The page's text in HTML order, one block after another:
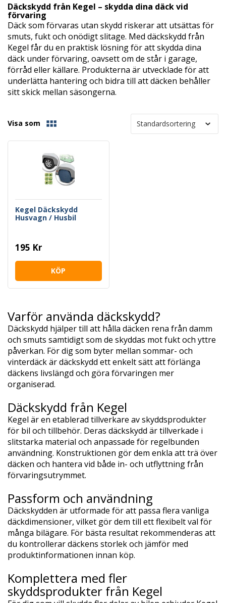
Däckskydd från Kegel – skydda dina däck vid
förvaring
Däck som förvaras utan skydd riskerar att utsättas för
smuts, fukt och onödigt slitage. Med däckskydd från
Kegel får du en praktisk lösning för att skydda dina
däck under förvaring, oavsett om de står i garage,
förråd eller källare. Produkterna är utvecklade för att
underlätta hantering och bidra till att däcken behåller
sitt skick mellan säsongerna.
Visa som
Kegel Däckskydd
Husvagn / Husbil
195 Kr
KÖP
Varför använda däckskydd?
Däckskydd hjälper till att hålla däcken rena från damm
och smuts samtidigt som de skyddas mot fukt och yttre
påverkan. För dig som byter mellan sommar- och
vinterdäck är däckskydd ett enkelt sätt att förlänga
däckens livslängd och göra förvaringen mer
organiserad.
Däckskydd från Kegel
Kegel är en etablerad tillverkare av skyddsprodukter
för bil och tillbehör. Deras däckskydd är tillverkade i
slitstarka material och anpassade för regelbunden
användning. Konstruktionen gör dem enkla att trä över
däcken och hantera vid både in- och utflyttning från
förvaringsutrymmet.
Passform och användning
Däckskydden är utformade för att passa flera vanliga
däckdimensioner, vilket gör dem till ett flexibelt val för
många bilägare. För bästa resultat rekommenderas att
du kontrollerar däckens storlek och jämför med
produktinformationen innan köp.
Komplettera med fler
skyddsprodukter från Kegel